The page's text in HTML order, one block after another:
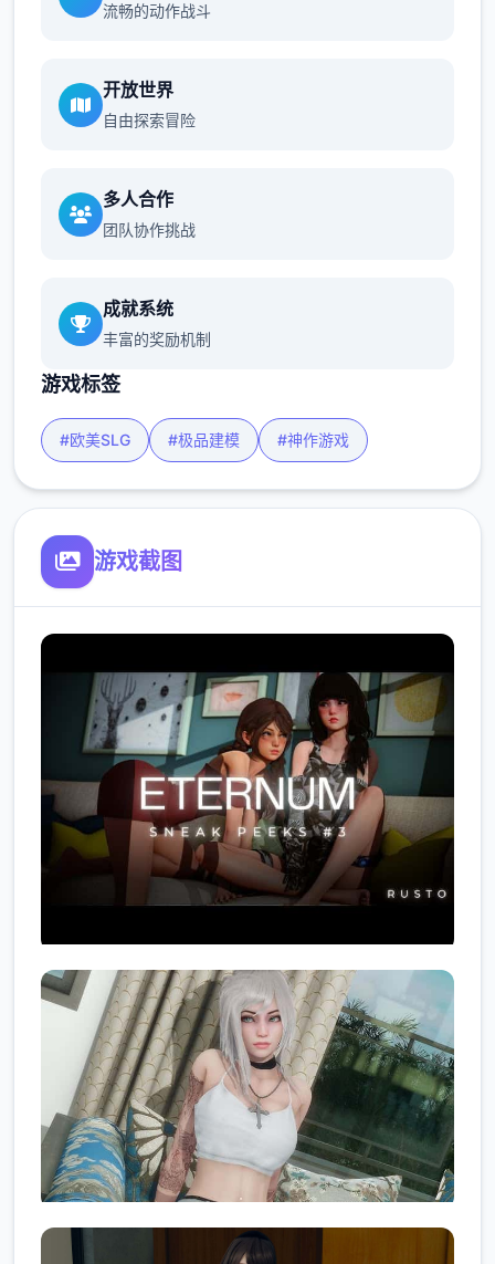
流畅的动作战斗
开放世界
自由探索冒险
多人合作
团队协作挑战
成就系统
丰富的奖励机制
游戏标签
#欧美SLG #极品建模 #神作游戏
游戏截图